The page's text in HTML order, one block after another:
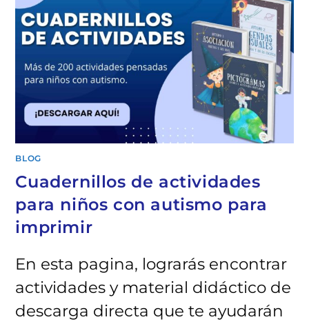
AUTISMO
(TEA)
BLOG
Cuadernillos de actividades
para niños con autismo para
imprimir
En esta pagina, lograrás encontrar
actividades y material didáctico de
descarga directa que te ayudarán